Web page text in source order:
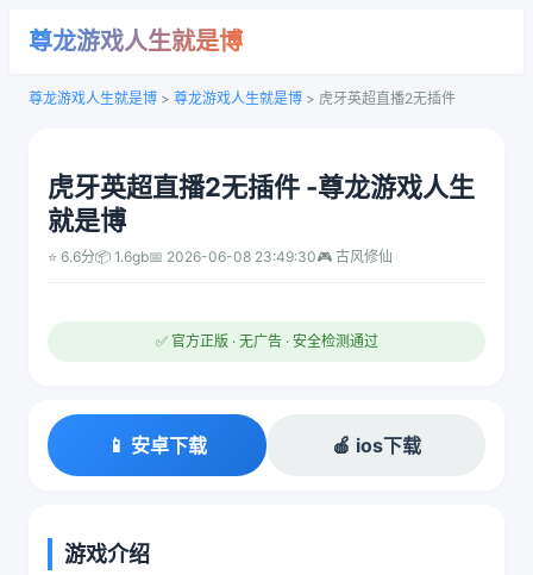
尊龙游戏人生就是博
尊龙游戏人生就是博 > 尊龙游戏人生就是博 > 虎牙英超直播2无插件
虎牙英超直播2无插件 -尊龙游戏人生
就是博
⭐ 6.6分📦 1.6gb📅 2026-06-08 23:49:30🎮 古风修仙
✅ 官方正版 · 无广告 · 安全检测通过
📱 安卓下载 🍎 ios下载
游戏介绍